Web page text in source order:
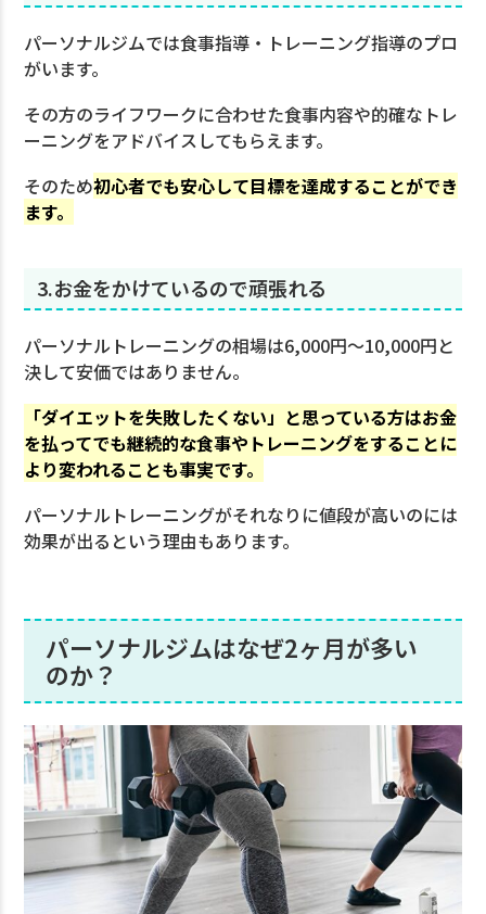
パーソナルジムでは食事指導・トレーニング指導のプロ
がいます。
その方のライフワークに合わせた食事内容や的確なトレ
ーニングをアドバイスしてもらえます。
そのため初心者でも安心して目標を達成することができ
ます。
3.お金をかけているので頑張れる
パーソナルトレーニングの相場は6,000円〜10,000円と
決して安価ではありません。
「ダイエットを失敗したくない」と思っている方はお金
を払ってでも継続的な食事やトレーニングをすることに
より変われることも事実です。
パーソナルトレーニングがそれなりに値段が高いのには
効果が出るという理由もあります。
パーソナルジムはなぜ2ヶ月が多い
のか？